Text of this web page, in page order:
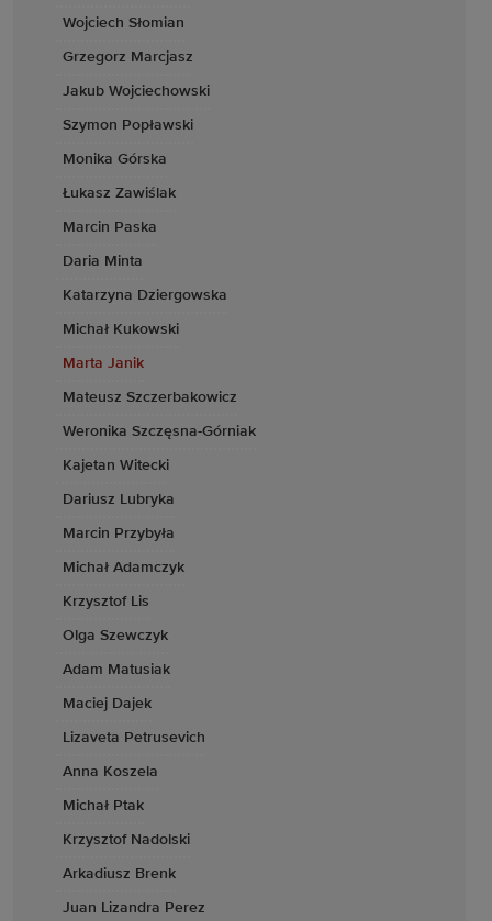
Wojciech Słomian
Grzegorz Marcjasz
Jakub Wojciechowski
Szymon Popławski
Monika Górska
Łukasz Zawiślak
Marcin Paska
Daria Minta
Katarzyna Dziergowska
Michał Kukowski
Marta Janik
Mateusz Szczerbakowicz
Weronika Szczęsna-Górniak
Kajetan Witecki
Dariusz Lubryka
Marcin Przybyła
Michał Adamczyk
Krzysztof Lis
Olga Szewczyk
Adam Matusiak
Maciej Dajek
Lizaveta Petrusevich
Anna Koszela
Michał Ptak
Krzysztof Nadolski
Arkadiusz Brenk
Juan Lizandra Perez